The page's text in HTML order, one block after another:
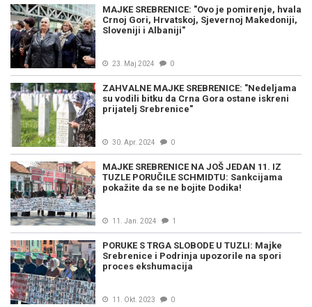
MAJKE SREBRENICE: "Ovo je pomirenje, hvala
Crnoj Gori, Hrvatskoj, Sjevernoj Makedoniji,
Sloveniji i Albaniji"
23. Maj 2024 0
ZAHVALNE MAJKE SREBRENICE: "Nedeljama
su vodili bitku da Crna Gora ostane iskreni
prijatelj Srebrenice"
30. Apr. 2024 0
MAJKE SREBRENICE NA JOŠ JEDAN 11. IZ
TUZLE PORUČILE SCHMIDTU: Sankcijama
pokažite da se ne bojite Dodika!
11. Jan. 2024 1
PORUKE S TRGA SLOBODE U TUZLI: Majke
Srebrenice i Podrinja upozorile na spori
proces ekshumacija
11. Okt. 2023 0